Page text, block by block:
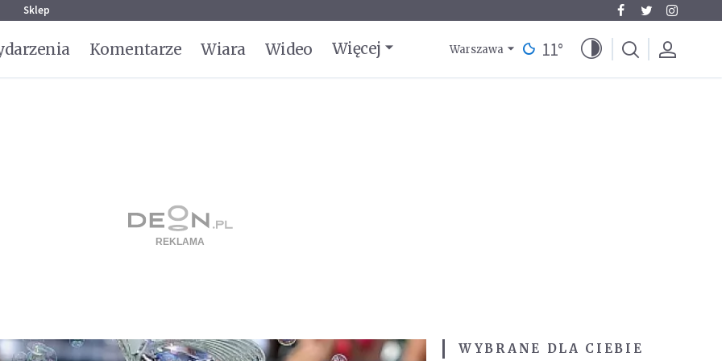
Sklep
Komentarze Wiara Wideo Więcej Warszawa 11°
WYBRANE DLA CIEBIE